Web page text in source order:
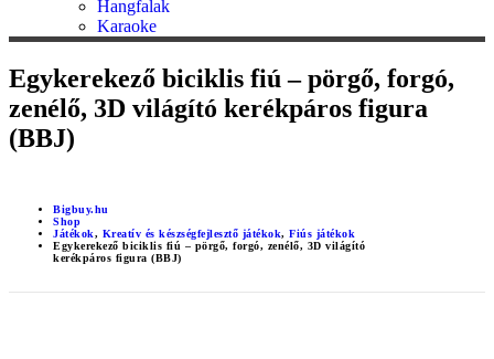
Hangfalak
Karaoke
Egykerekező biciklis fiú – pörgő, forgó,
zenélő, 3D világító kerékpáros figura
(BBJ)
Bigbuy.hu
Shop
Játékok, Kreatív és készségfejlesztő játékok, Fiús játékok
Egykerekező biciklis fiú – pörgő, forgó, zenélő, 3D világító
kerékpáros figura (BBJ)